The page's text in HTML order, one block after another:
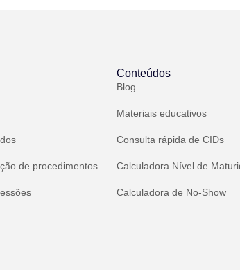
de procedimentos
Conteúdos
Blog
Materiais educativos
Consulta rápida de CIDs
Calculadora Nível de
Calculadora de No-Show